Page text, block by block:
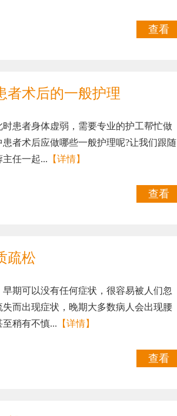
查看
者术后的一般护理
患者身体虚弱，需要专业的护工帮忙做
者术后应做哪些一般护理呢?让我们跟随
任一起... 【详情】
查看
疏松
期可以没有任何症状，很容易被人们忽
而出现症状，晚期大多数病人会出现腰
稍有不慎... 【详情】
查看